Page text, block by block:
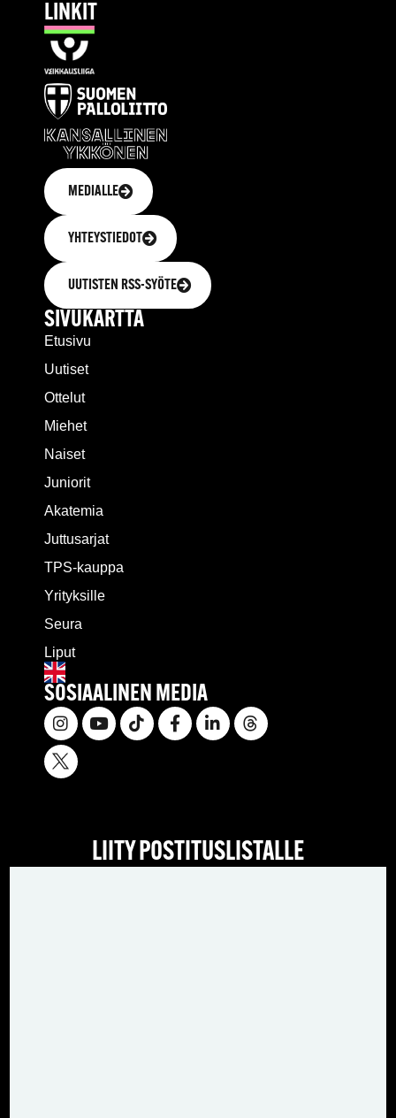
LINKIT
MEDIALLE
YHTEYSTIEDOT
UUTISTEN RSS-SYÖTE
SIVUKARTTA
Etusivu
Uutiset
Ottelut
Miehet
Naiset
Juniorit
Akatemia
Juttusarjat
TPS-kauppa
Yrityksille
Seura
Liput
SOSIAALINEN MEDIA
LIITY POSTITUSLISTALLE